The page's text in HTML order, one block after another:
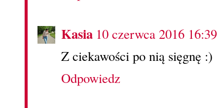
Kasia 10 czerwca 2016 16:39
Z ciekawości po nią sięgnę :)
Odpowiedz